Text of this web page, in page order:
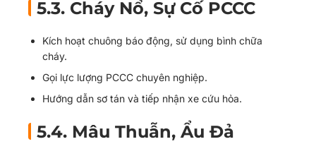
5.3. Cháy Nổ, Sự Cố PCCC
Kích hoạt chuông báo động, sử dụng bình chữa
cháy.
Gọi lực lượng PCCC chuyên nghiệp.
Hướng dẫn sơ tán và tiếp nhận xe cứu hỏa.
5.4. Mâu Thuẫn, Ẩu Đả